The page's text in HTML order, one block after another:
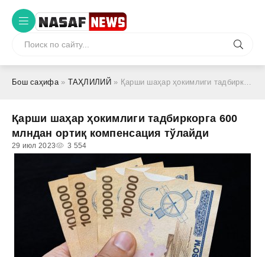
Бош саҳифа» ТАҲЛИЛИЙ » Қарши шаҳар ҳокимлиги тадбиркорга 600 млндан ортиқ компенсация тўлайди
Қарши шаҳар ҳокимлиги тадбиркорга 600
млндан ортиқ компенсация тўлайди
29 июл 2023 3 554